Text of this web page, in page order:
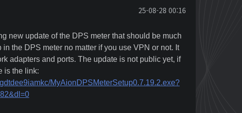
25-08-28 00:16
new update of the DPS meter that should be much
the DPS meter no matter if you use VPN or not. It
adapters and ports. The update is not public yet, if
is the link:
MyAionDPSMeterSetup0.7.19.2.exe?